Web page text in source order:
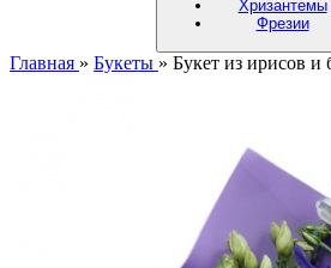
Хризантемы
Фрезии
Главная » Букеты » Букет из ирисов и